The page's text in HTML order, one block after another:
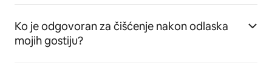
Ko je odgovoran za čišćenje nakon odlaska
mojih gostiju?